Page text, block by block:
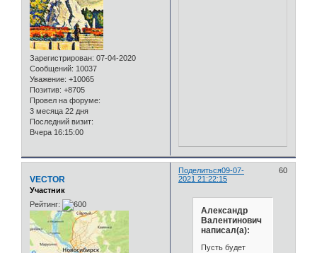
Зарегистрирован: 07-04-2020
Сообщений: 10037
Уважение: +10065
Позитив: +8705
Провел на форуме:
3 месяца 22 дня
Последний визит:
Вчера 16:15:00
Поделиться 60
09-07-
2021 21:22:15
VECTOR
Участник
Рейтинг:
Александр
Валентинович
написал(а):
Пусть будет